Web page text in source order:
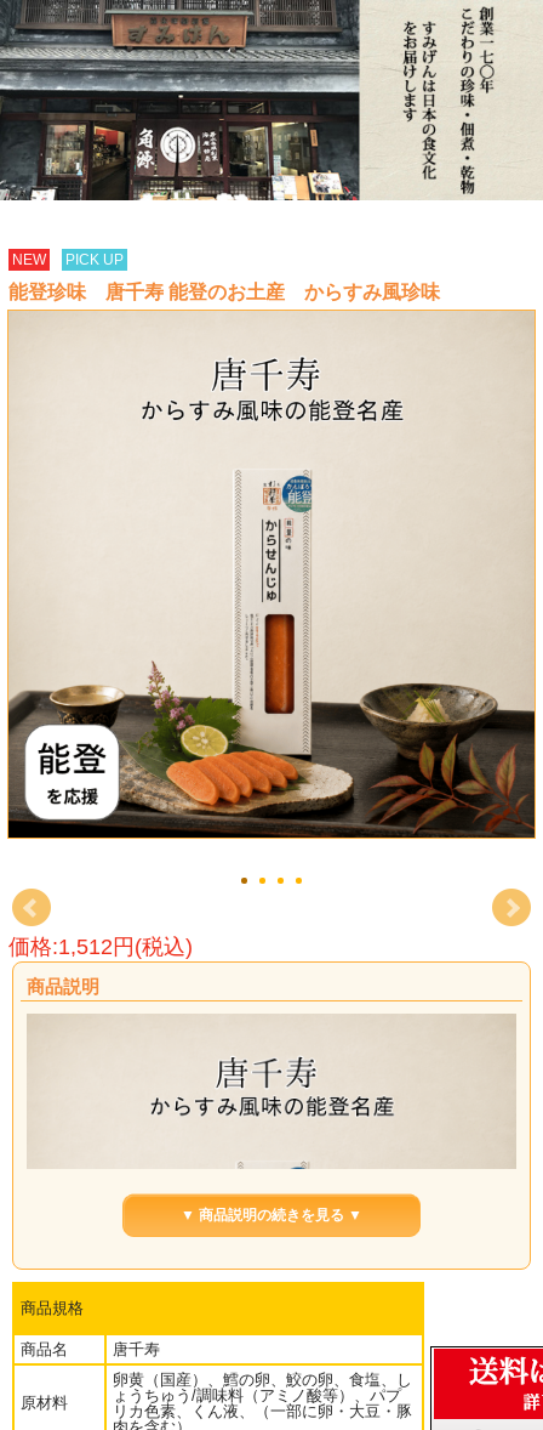
NEW PICK UP
能登珍味 唐千寿 能登のお土産 からすみ風珍味
価格:1,512円(税込)
商品説明
▼ 商品説明の続きを見る ▼
商品規格
商品名 唐千寿
原材料
卵黄（国産）、鱈の卵、鮫の卵、食塩、し
ょうちゅう/調味料（アミノ酸等）、パプ
リカ色素、くん液、（一部に卵・大豆・豚